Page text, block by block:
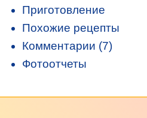
Приготовление
Похожие рецепты
Комментарии (7)
Фотоотчеты